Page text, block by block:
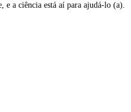
e a ciência está aí para ajudá-lo (a).